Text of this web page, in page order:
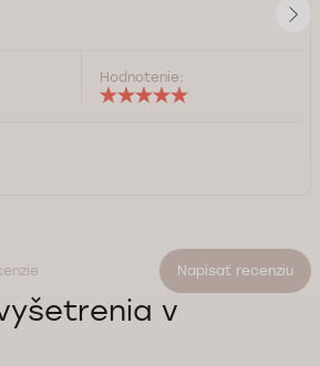
Hodnotenie:
Napísať recenziu
v